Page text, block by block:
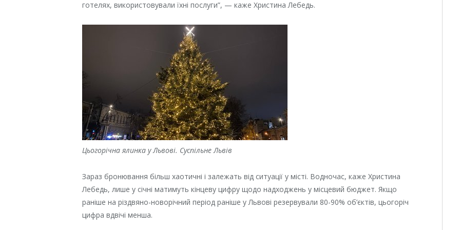
готелях, використовували їхні послуги”, — каже Христина Лебедь.
Цьогорічна ялинка у Львові. Суспільне Львів
Зараз бронювання більш хаотичні і залежать від ситуації у місті. Водночас, каже Христина
Лебедь, лише у січні матимуть кінцеву цифру щодо надходжень у місцевий бюджет. Якщо
раніше на різдвяно-новорічний період раніше у Львові резервували 80-90% об’єктів, цьогоріч
цифра вдвічі менша.